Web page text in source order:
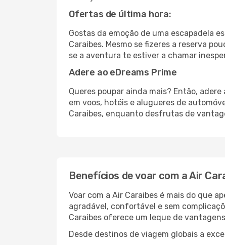
Ofertas de última hora:
Gostas da emoção de uma escapadela
Caraibes. Mesmo se fizeres a reserva
se a aventura te estiver a chamar
Adere ao eDreams Prime
Queres poupar ainda mais? Então, adere
em voos, hotéis e alugueres de
Caraibes, enquanto desfrutas de
Benefícios de voar com a Air
Voar com a Air Caraibes é mais do que
agradável, confortável e sem
Caraibes oferece um leque de
Desde destinos de viagem globais a